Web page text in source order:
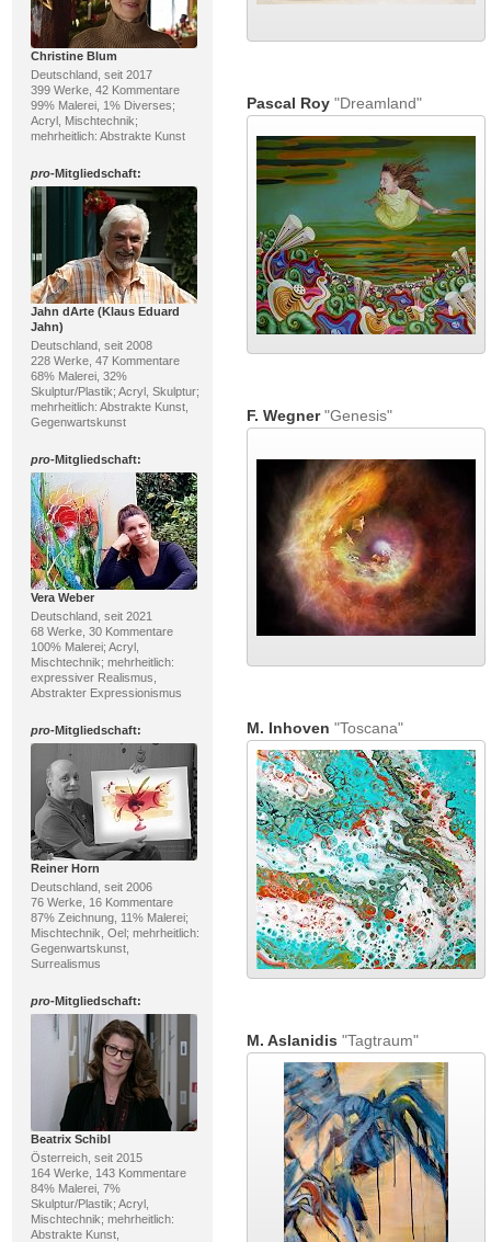
Christine Blum
Deutschland, seit 2017
399 Werke, 42 Kommentare
99% Malerei, 1% Diverses;
Acryl, Mischtechnik;
mehrheitlich: Abstrakte Kunst
pro-Mitgliedschaft:
Jahn dArte (Klaus Eduard
Jahn)
Deutschland, seit 2008
228 Werke, 47 Kommentare
68% Malerei, 32%
Skulptur/Plastik; Acryl, Skulptur;
mehrheitlich: Abstrakte Kunst,
Gegenwartskunst
pro-Mitgliedschaft:
Vera Weber
Deutschland, seit 2021
68 Werke, 30 Kommentare
100% Malerei; Acryl,
Mischtechnik; mehrheitlich:
expressiver Realismus,
Abstrakter Expressionismus
pro-Mitgliedschaft:
Reiner Horn
Deutschland, seit 2006
76 Werke, 16 Kommentare
87% Zeichnung, 11% Malerei;
Mischtechnik, Oel; mehrheitlich:
Gegenwartskunst,
Surrealismus
pro-Mitgliedschaft:
Beatrix Schibl
Österreich, seit 2015
164 Werke, 143 Kommentare
84% Malerei, 7%
Skulptur/Plastik; Acryl,
Mischtechnik; mehrheitlich:
Abstrakte Kunst,
Pascal Roy"Dreamland"
F. Wegner"Genesis"
M. Inhoven "Toscana"
M. Aslanidis "Tagtraum"